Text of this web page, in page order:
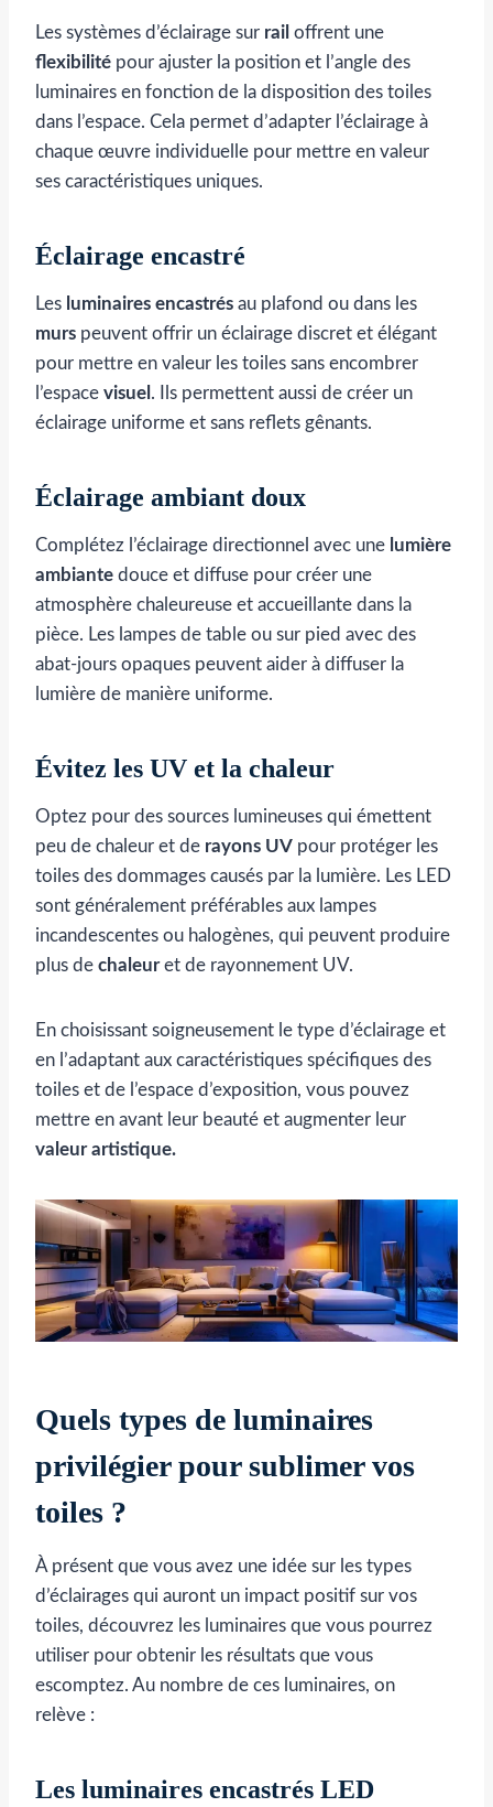
Les systèmes d’éclairage sur rail offrent une
flexibilité pour ajuster la position et l’angle des
luminaires en fonction de la disposition des toiles
dans l’espace. Cela permet d’adapter l’éclairage à
chaque œuvre individuelle pour mettre en valeur
ses caractéristiques uniques.
Éclairage encastré
Les luminaires encastrés au plafond ou dans les
murs peuvent offrir un éclairage discret et élégant
pour mettre en valeur les toiles sans encombrer
l’espace visuel . Ils permettent aussi de créer un
éclairage uniforme et sans reflets gênants.
Éclairage ambiant doux
Complétez l’éclairage directionnel avec une lumière
ambiante douce et diffuse pour créer une
atmosphère chaleureuse et accueillante dans la
pièce. Les lampes de table ou sur pied avec des
abat-jours opaques peuvent aider à diffuser la
lumière de manière uniforme.
Évitez les UV et la chaleur
Optez pour des sources lumineuses qui émettent
peu de chaleur et de rayons UV pour protéger les
toiles des dommages causés par la lumière. Les LED
sont généralement préférables aux lampes
incandescentes ou halogènes, qui peuvent produire
plus de chaleuret de rayonnement UV.
En choisissant soigneusement le type d’éclairage et
en l’adaptant aux caractéristiques spécifiques des
toiles et de l’espace d’exposition, vous pouvez
mettre en avant leur beauté et augmenter leur
valeur artistique.
Quels types de luminaires
privilégier pour sublimer vos
toiles ?
À présent que vous avez une idée sur les types
d’éclairages qui auront un impact positif sur vos
toiles, découvrez les luminaires que vous pourrez
utiliser pour obtenir les résultats que vous
escomptez. Au nombre de ces luminaires, on
relève :
Les luminaires encastrés LED